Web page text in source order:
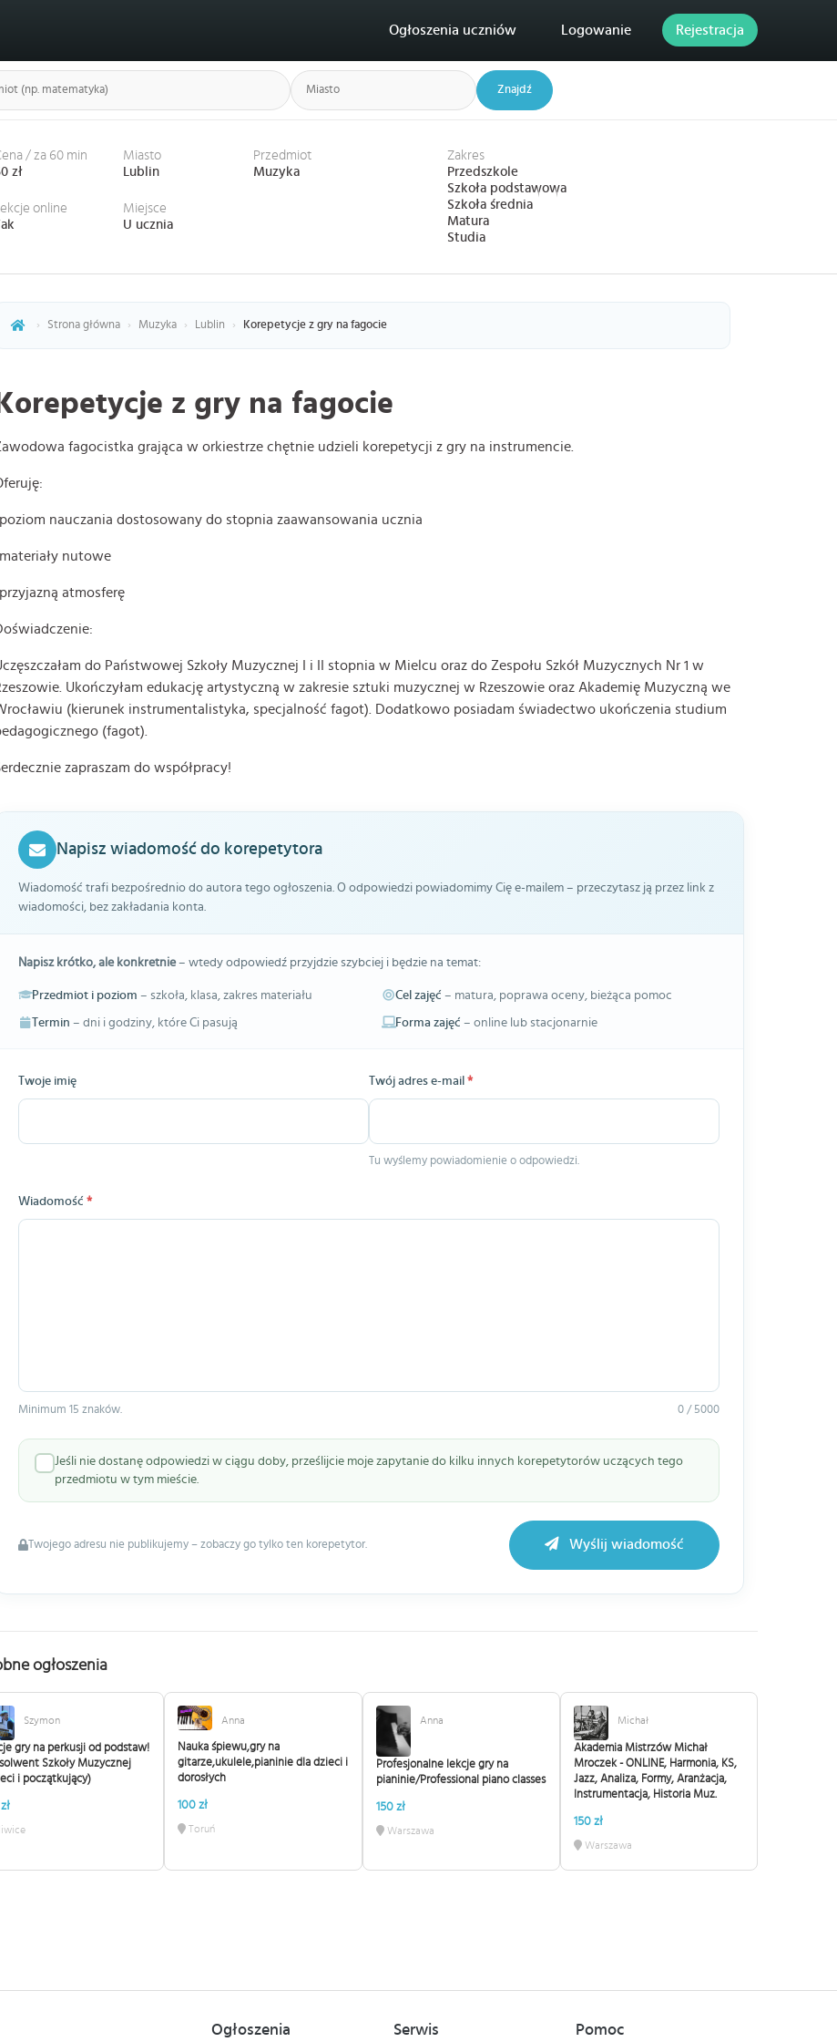
Ogłoszenia uczniów Logowanie Rejestracja
Znajdź
/ za 60 min
zł
online
Miasto
Lublin
Miejsce
U ucznia
Przedmiot
Muzyka
Zakres
Przedszkole
Szkoła podstawowa
Szkoła średnia
Matura
Studia
› Strona główna › Muzyka › Lublin › Korepetycje z gry na fagocie
Korepetycje z gry na fagocie
fagocistka grająca w orkiestrze chętnie udzieli korepetycji z gry na instrumencie.
nauczania dostosowany do stopnia zaawansowania ucznia
nutowe
atmosferę
do Państwowej Szkoły Muzycznej I i II stopnia w Mielcu oraz do Zespołu Szkół Muzycznych Nr 1 w
Ukończyłam edukację artystyczną w zakresie sztuki muzycznej w Rzeszowie oraz Akademię Muzyczną we
(kierunek instrumentalistyka, specjalność fagot). Dodatkowo posiadam świadectwo ukończenia studium
(fagot).
zapraszam do współpracy!
Napisz wiadomość do korepetytora
Wiadomość trafi bezpośrednio do autora tego ogłoszenia. O odpowiedzi powiadomimy Cię e-mailem – przeczytasz ją przez link z
wiadomości, bez zakładania konta.
Napisz krótko, ale konkretnie– wtedy odpowiedź przyjdzie szybciej i będzie na temat:
Przedmiot i poziom – szkoła, klasa, zakres materiału Cel zajęć – matura, poprawa oceny, bieżąca pomoc
Termin – dni i godziny, które Ci pasują Forma zajęć – online lub stacjonarnie
Twoje imię Twój adres e-mail *
Tu wyślemy powiadomienie o odpowiedzi.
Wiadomość *
Minimum 15 znaków. 0 / 5000
Jeśli nie dostanę odpowiedzi w ciągu doby, prześlijcie moje zapytanie do kilku innych korepetytorów uczących tego
przedmiotu w tym mieście.
Twojego adresu nie publikujemy – zobaczy go tylko ten korepetytor. Wyślij wiadomość
ogłoszenia
Szymon
gry na perkusji od podstaw!
Szkoły Muzycznej
i początkujący)
Anna
Nauka śpiewu,gry na
gitarze,ukulele,pianinie dla dzieci i
dorosłych
100 zł
Toruń
Anna
Profesjonalne lekcje gry na
pianinie/Professional piano classes
150 zł
Warszawa
Michał
Akademia Mistrzów Michał
Mroczek - ONLINE, Harmonia, KS,
Jazz, Analiza, Formy, Aranżacja,
Instrumentacja, Historia Muz.
150 zł
Warszawa
Ogłoszenia Serwis Pomoc